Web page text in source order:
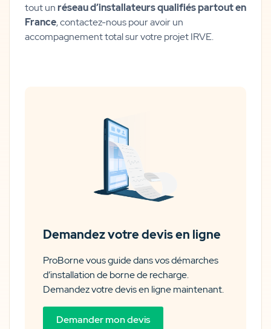
tout unréseau d’installateurs qualifiés partout en
France, contactez-nous pour avoir un
accompagnement total sur votre projet IRVE.
Demandez votre devis en ligne
ProBorne vous guide dans vos démarches
d’installation de borne de recharge.
Demandez votre devis en ligne maintenant.
Demander mon devis